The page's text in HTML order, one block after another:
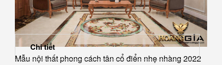
Mẫu nội thất phong cách tân cổ điển nhẹ nhàng 2022
Chi tiết